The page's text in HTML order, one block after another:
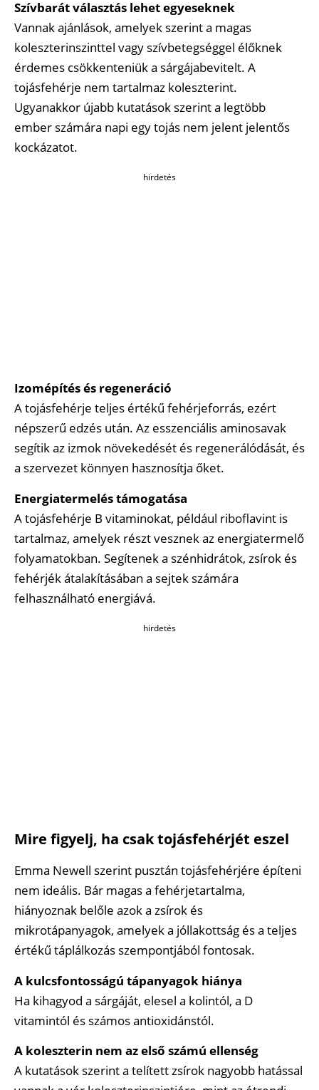
Szívbarát választás lehet egyeseknek
Vannak ajánlások, amelyek szerint a magas
koleszterinszinttel vagy szívbetegséggel élőknek
érdemes csökkenteniük a sárgájabevitelt. A
tojásfehérje nem tartalmaz koleszterint.
Ugyanakkor újabb kutatások szerint a legtöbb
ember számára napi egy tojás nem jelent jelentős
kockázatot.
hirdetés
Izomépítés és regeneráció
A tojásfehérje teljes értékű fehérjeforrás, ezért
népszerű edzés után. Az esszenciális aminosavak
segítik az izmok növekedését és regenerálódását, és
a szervezet könnyen hasznosítja őket.
Energiatermelés támogatása
A tojásfehérje B vitaminokat, például riboflavint is
tartalmaz, amelyek részt vesznek az energiatermelő
folyamatokban. Segítenek a szénhidrátok, zsírok és
fehérjék átalakításában a sejtek számára
felhasználható energiává.
hirdetés
Mire figyelj, ha csak tojásfehérjét eszel
Emma Newell szerint pusztán tojásfehérjére építeni
nem ideális. Bár magas a fehérjetartalma,
hiányoznak belőle azok a zsírok és
mikrotápanyagok, amelyek a jóllakottság és a teljes
értékű táplálkozás szempontjából fontosak.
A kulcsfontosságú tápanyagok hiánya
Ha kihagyod a sárgáját, elesel a kolintól, a D
vitamintól és számos antioxidánstól.
A koleszterin nem az első számú ellenség
A kutatások szerint a telített zsírok nagyobb hatással